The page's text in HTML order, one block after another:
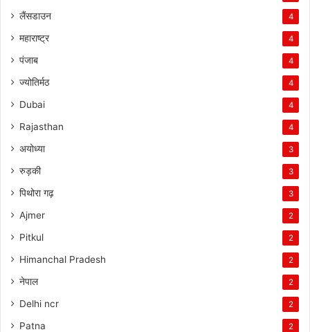
लैंसडाउन 4
महाराष्ट्र 4
पंजाब 4
ज्योतिर्मठ 4
Dubai 4
Rajasthan 4
अयोध्या 3
रुड़की 3
पिथोरा गढ़ 3
Ajmer 2
Pitkul 2
Himanchal Pradesh 2
नेपाल 2
Delhi ncr 2
Patna 2